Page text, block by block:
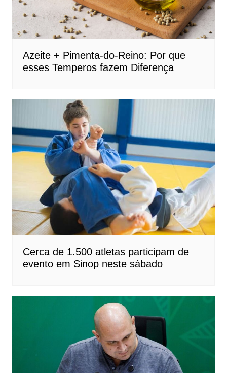
Azeite + Pimenta-do-Reino: Por que
esses Temperos fazem Diferença
Cerca de 1.500 atletas participam de
evento em Sinop neste sábado